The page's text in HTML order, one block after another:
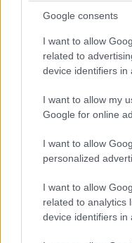
Google consents
I want to allow
related to
device identifiers in
I want to allow my
Google for online
I want to allow
personalized
I want to allow
related to analytics
device identifiers in
Διαβάστε και
Σηριαλ 2